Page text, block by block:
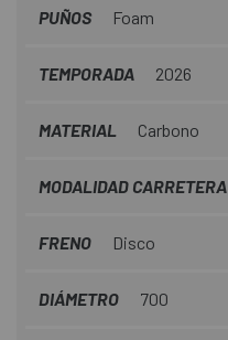
PUÑOS Foam
TEMPORADA 2026
MATERIAL Carbono
MODALIDAD CARRETERA
FRENO Disco
DIÁMETRO 700